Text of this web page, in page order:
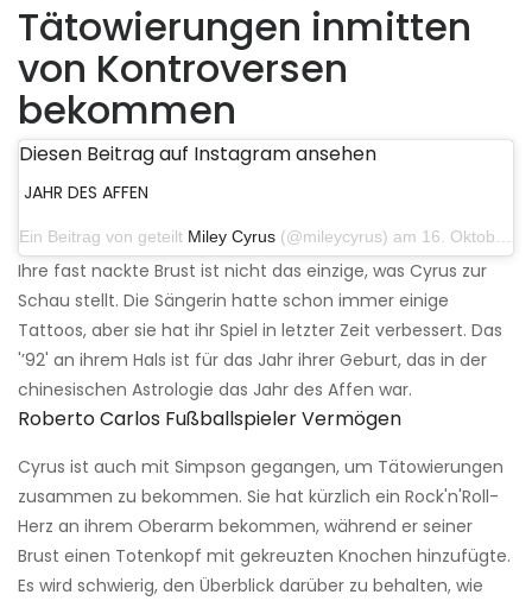
Tätowierungen inmitten
von Kontroversen
bekommen
Diesen Beitrag auf Instagram ansehen
JAHR DES AFFEN
Ein Beitrag von geteilt Miley Cyrus (@mileycyrus) am 16. Oktober 2019 um 19:04 Uhr PDT
Ihre fast nackte Brust ist nicht das einzige, was Cyrus zur
Schau stellt. Die Sängerin hatte schon immer einige
Tattoos, aber sie hat ihr Spiel in letzter Zeit verbessert. Das
'’92' an ihrem Hals ist für das Jahr ihrer Geburt, das in der
chinesischen Astrologie das Jahr des Affen war.
Roberto Carlos Fußballspieler Vermögen
Cyrus ist auch mit Simpson gegangen, um Tätowierungen
zusammen zu bekommen. Sie hat kürzlich ein Rock'n'Roll-
Herz an ihrem Oberarm bekommen, während er seiner
Brust einen Totenkopf mit gekreuzten Knochen hinzufügte.
Es wird schwierig, den Überblick darüber zu behalten, wie